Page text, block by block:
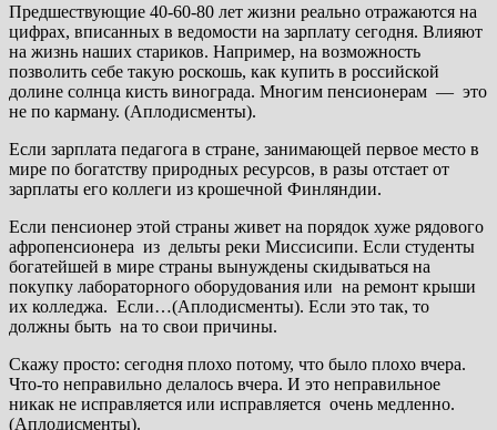
Предшествующие 40-60-80 лет жизни реально отражаются на
цифрах, вписанных в ведомости на зарплату сегодня. Влияют
на жизнь наших стариков. Например, на возможность
позволить себе такую роскошь, как купить в российской
долине солнца кисть винограда. Многим пенсионерам — это
не по карману. (Аплодисменты).
Если зарплата педагога в стране, занимающей первое место в
мире по богатству природных ресурсов, в разы отстает от
зарплаты его коллеги из крошечной Финляндии.
Если пенсионер этой страны живет на порядок хуже рядового
афропенсионера из дельты реки Миссисипи. Если студенты
богатейшей в мире страны вынуждены скидываться на
покупку лабораторного оборудования или на ремонт крыши
их колледжа. Если…(Аплодисменты). Если это так, то
должны быть на то свои причины.
Скажу просто: сегодня плохо потому, что было плохо вчера.
Что-то неправильно делалось вчера. И это неправильное
никак не исправляется или исправляется очень медленно.
(Аплодисменты).